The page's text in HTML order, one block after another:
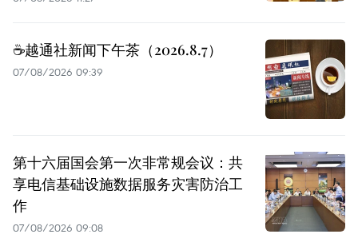
☕️越通社新闻下午茶（2026.8.7）
07/08/2026 09:39
第十六届国会第一次非常规会议：共
享电信基础设施数据服务灾害防治工
作
07/08/2026 09:08